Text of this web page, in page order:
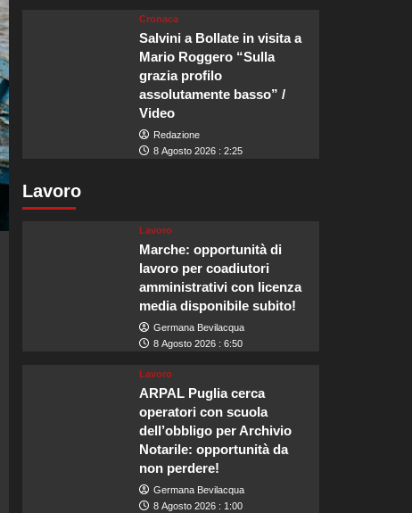
Cronaca
Salvini a Bollate in visita a
Mario Roggero “Sulla
grazia profilo
assolutamente basso” /
Video
Redazione
8 Agosto 2026 : 2:25
Lavoro
Lavoro
Marche: opportunità di
lavoro per coadiutori
amministrativi con licenza
media disponibile subito!
Germana Bevilacqua
8 Agosto 2026 : 6:50
Lavoro
ARPAL Puglia cerca
operatori con scuola
dell’obbligo per Archivio
Notarile: opportunità da
non perdere!
Germana Bevilacqua
8 Agosto 2026 : 1:00